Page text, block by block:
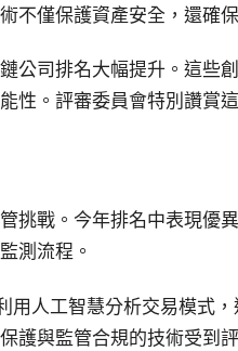
不僅保護資產安全，還確
公司排名大幅提升。這些
性。評審委員會特別讚賞
挑戰。今年排名中表現優
測流程。
用人工智慧分析交易模式
護與監管合規的技術受到